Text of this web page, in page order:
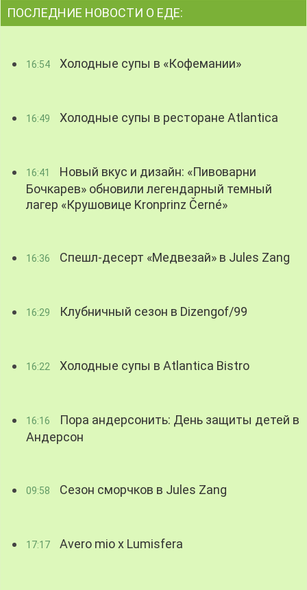
ПОСЛЕДНИЕ НОВОСТИ О ЕДЕ:
16:54 Холодные супы в «Кофемании»
16:49 Холодные супы в ресторане Atlantica
16:41
Новый вкус и дизайн: «Пивоварни
Бочкарев» обновили легендарный темный
лагер «Крушовице Kronprinz Černé»
16:36 Спешл-десерт «Медвезай» в Jules Zang
16:29 Клубничный сезон в Dizengof/99
16:22 Холодные супы в Atlantica Bistro
16:16
Пора андерсонить: День защиты детей в
Андерсон
09:58 Сезон сморчков в Jules Zang
17:17 Avero mio x Lumisfera